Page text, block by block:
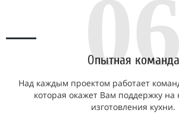
06
Опытная команда
Над каждым проектом работает
которая окажет Вам поддержку на
изготовления кухни.